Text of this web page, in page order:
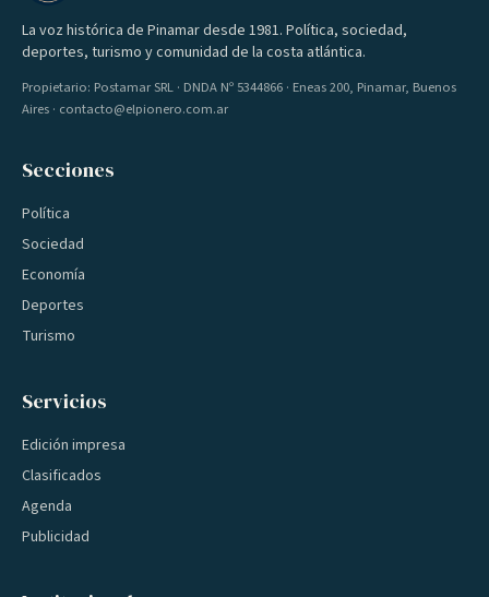
La voz histórica de Pinamar desde 1981. Política, sociedad,
deportes, turismo y comunidad de la costa atlántica.
Propietario: Postamar SRL · DNDA Nº 5344866 · Eneas 200, Pinamar, Buenos
Aires · contacto@elpionero.com.ar
Secciones
Política
Sociedad
Economía
Deportes
Turismo
Servicios
Edición impresa
Clasificados
Agenda
Publicidad